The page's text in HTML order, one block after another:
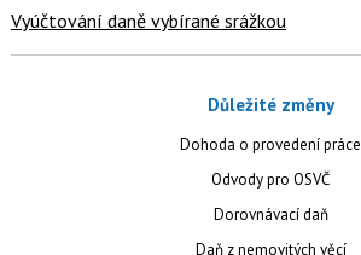
Vyúčtování daně vybírané srážkou
Důležité změny
Dohoda o provedení práce
Odvody pro OSVČ
Dorovnávací daň
Daň z nemovitých věcí